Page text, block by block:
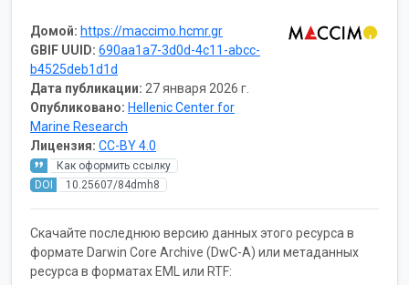
Домой: https://maccimo.hcmr.gr
GBIF UUID: 690aa1a7-3d0d-4c11-abcc-
b4525deb1d1d
Дата публикации: 27 января 2026 г.
Опубликовано: Hellenic Center for
Marine Research
Лицензия: CC-BY 4.0
Как оформить ссылку
DOI
10.25607/84dmh8
Скачайте последнюю версию данных этого ресурса в
формате Darwin Core Archive (DwC-A) или метаданных
ресурса в форматах EML или RTF: